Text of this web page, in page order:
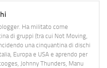
Ha militato come
di gruppi (tra cui Not Moving,
una cinquantina di dischi
Europa e USA e aprendo per
Johnny Thunders, Manu